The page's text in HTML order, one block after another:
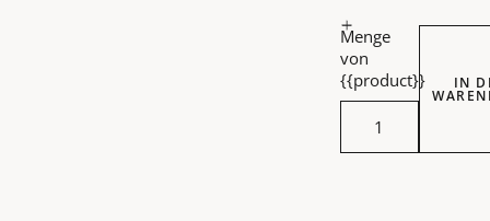
Menge
von
{{product}}
Cosy
IN